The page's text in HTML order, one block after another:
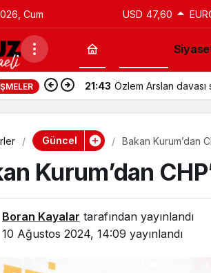
Cum USD 47,60
21:43 Özlem Arslan davası
Güncel Bakan Kurum’dan
Kurum’dan
Boran Kayalar tarafından yayınlandı
10 Ağustos 2024, 14:09 yayınlandı